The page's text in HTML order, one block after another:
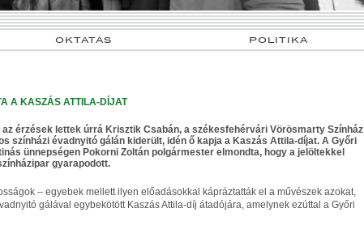
OKTATÁS POLITIKA
A KASZÁS ATTILA-DÍJAT
érzések lettek úrrá Krisztik Csabán, a székesfehérvári Vörösmarty Színház
színházi évadnyitó gálán kiderült, idén ő kapja a Kaszás Attila-díjat. A Győri
ünnepségen Pokorni Zoltán polgármester elmondta, hogy a jelöltekkel
gyarapodott.
– egyebek mellett ilyen előadásokkal kápráztatták el a művészek azokat,
gálával egybekötött Kaszás Attila-díj átadójára, amelynek ezúttal a Győri